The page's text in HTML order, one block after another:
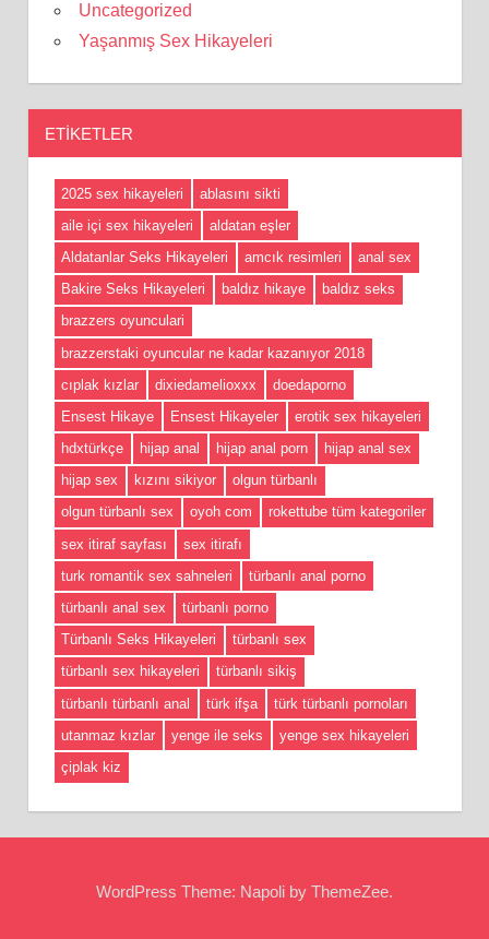
Uncategorized
Yaşanmış Sex Hikayeleri
ETIKETLER
2025 sex hikayeleri
ablasını sikti
aile içi sex hikayeleri
aldatan eşler
Aldatanlar Seks Hikayeleri
amcık resimleri
anal sex
Bakire Seks Hikayeleri
baldız hikaye
baldız seks
brazzers oyunculari
brazzerstaki oyuncular ne kadar kazanıyor 2018
cıplak kızlar
dixiedamelioxxx
doedaporno
Ensest Hikaye
Ensest Hikayeler
erotik sex hikayeleri
hdxtürkçe
hijap anal hijap anal porn
hijap anal sex
hijap sex
kızını sikiyor
olgun türbanlı
olgun türbanlı sex
oyoh com
rokettube tüm kategoriler
sex itiraf sayfası
sex itirafı
turk romantik sex sahneleri
türbanlı anal porno
türbanlı anal sex
türbanlı porno
Türbanlı Seks Hikayeleri
türbanlı sex
türbanlı sex hikayeleri
türbanlı sikiş
türbanlı türbanlı anal
türk ifşa
türk türbanlı pornoları
utanmaz kızlar
yenge ile seks
yenge sex hikayeleri
çiplak kiz
WordPress Theme: Napoli by ThemeZee.